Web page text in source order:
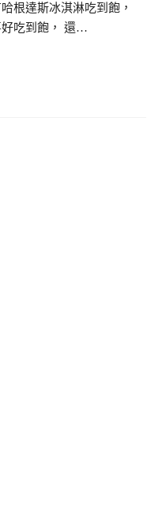
根達斯冰淇淋吃到飽，
好吃到飽， 還…